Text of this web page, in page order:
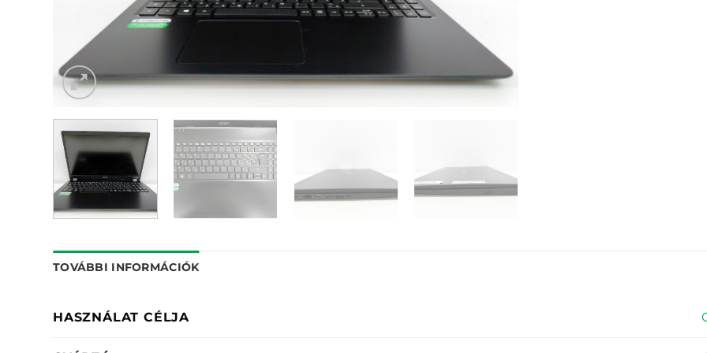
TOVÁBBI INFORMÁCIÓK
HASZNÁLAT CÉLJA